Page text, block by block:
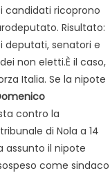
candidati ricoprono
Risultato:
deputati, senatori e
non eletti.È il caso,
Italia. Se la nipote
contro la
di Nola a 14
assunto il nipote
come sindaco